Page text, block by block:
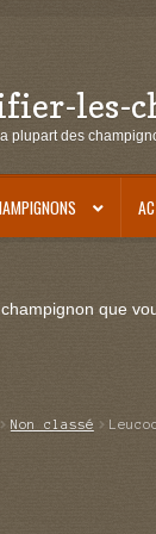
les-
plupart des
que
Non classé